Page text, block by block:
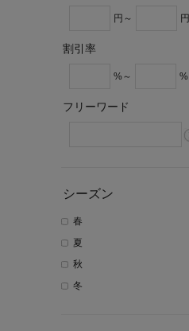
円～ 円
割引率
%～ %
フリーワード
シーズン
春
夏
秋
冬